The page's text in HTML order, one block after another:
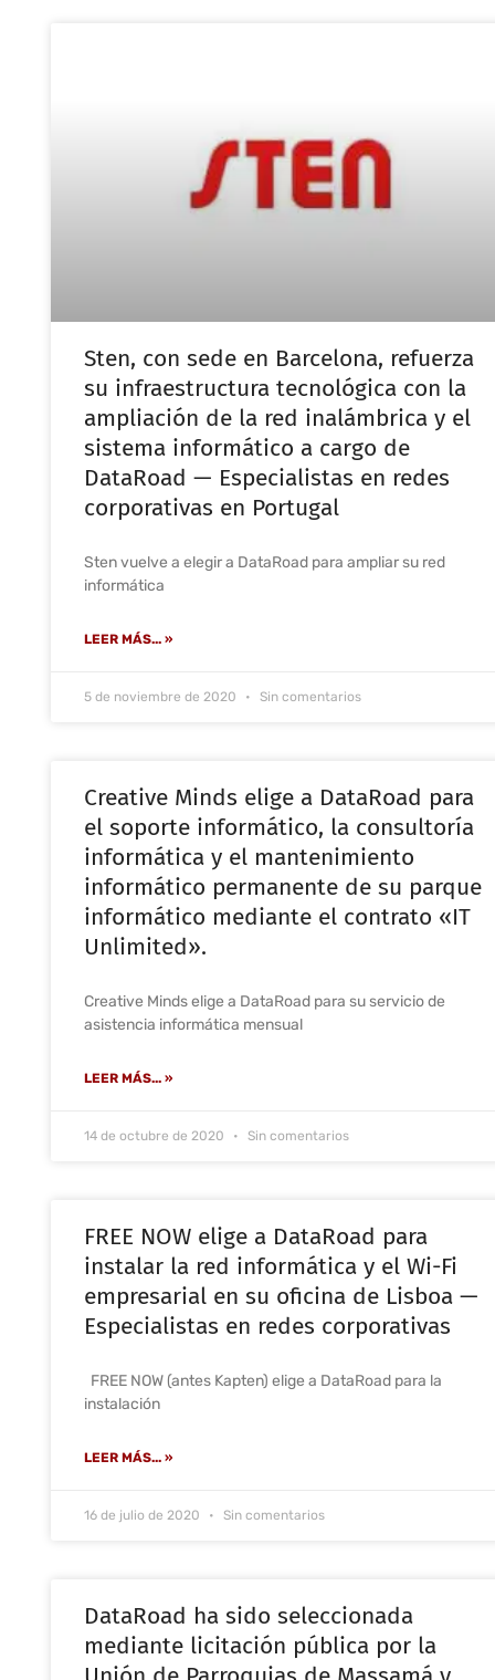
Sten, con sede en Barcelona, refuerza
su infraestructura tecnológica con la
ampliación de la red inalámbrica y el
sistema informático a cargo de
DataRoad — Especialistas en redes
corporativas en Portugal
Sten vuelve a elegir a DataRoad para ampliar su red
informática
LEER MÁS... »
5 de noviembre de 2020 Sin comentarios
Creative Minds elige a DataRoad para
el soporte informático, la consultoría
informática y el mantenimiento
informático permanente de su parque
informático mediante el contrato «IT
Unlimited».
Creative Minds elige a DataRoad para su servicio de
asistencia informática mensual
LEER MÁS... »
14 de octubre de 2020 Sin comentarios
FREE NOW elige a DataRoad para
instalar la red informática y el Wi-Fi
empresarial en su oficina de Lisboa —
Especialistas en redes corporativas
FREE NOW (antes Kapten) elige a DataRoad para la
instalación
LEER MÁS... »
16 de julio de 2020 Sin comentarios
DataRoad ha sido seleccionada
mediante licitación pública por la